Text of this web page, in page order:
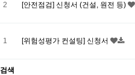
2 [안전점검] 신청서 (건설, 원전 등)
1 [위험성평가 컨설팅] 신청서
검색